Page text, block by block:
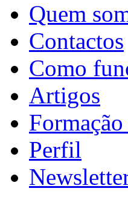
Quem
Contactos
Como
Artigos
Perfil